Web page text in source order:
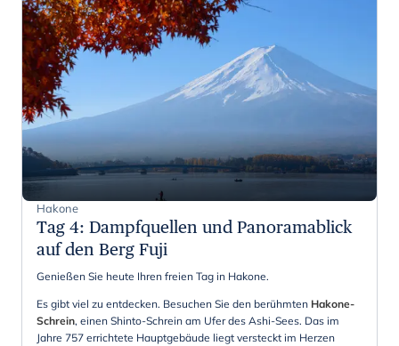
Hakone
Tag 4: Dampfquellen und Panoramablick
auf den Berg Fuji
Genießen Sie heute Ihren freien Tag in Hakone.
Es gibt viel zu entdecken. Besuchen Sie den berühmten Hakone-
Schrein, einen Shinto-Schrein am Ufer des Ashi-Sees. Das im
Jahre 757 errichtete Hauptgebäude liegt versteckt im Herzen